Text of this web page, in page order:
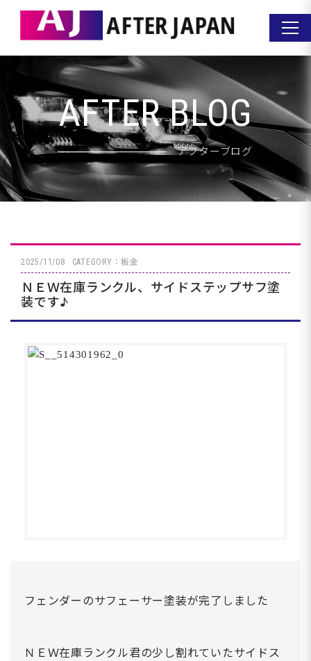
AFTER BLOG
アフターブログ
2025/11/08 CATEGORY：板金
ＮＥＷ在庫ランクル、サイドステップサフ塗
装です♪
フェンダーのサフェーサー塗装が完了しました
ＮＥＷ在庫ランクル君の少し割れていたサイドス